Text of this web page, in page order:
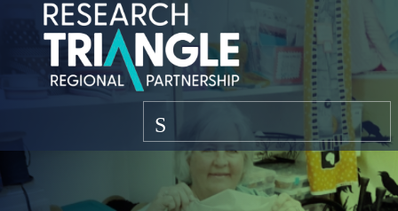
Zum Inhalt springen
Speisekarte